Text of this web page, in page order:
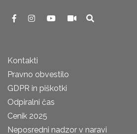
Kontakti
Pravno obvestilo
GDPR in piškotki
Odpiralni čas
Cenik 2025
Neposredni nadzor v naravi